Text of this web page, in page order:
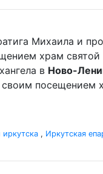
Михаила и
храм
в Ново-
посещением
, Иркутская